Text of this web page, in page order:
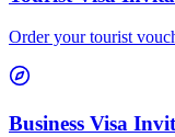
Order your tourist
Business Visa